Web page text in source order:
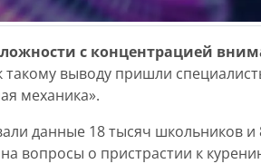
с концентрацией
выводу пришли
механика».
данные 18 тысяч школьников и
вопросы о пристрастии к